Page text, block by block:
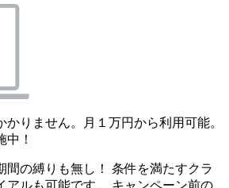
りません。月１万円から利用可能。
！
間の縛りも無し！ 条件を満たすクラ
アルも可能です。 キャンペーン前の